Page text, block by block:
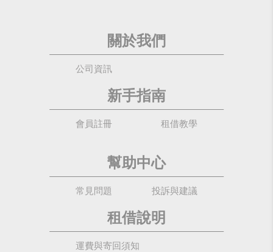
關於我們
公司資訊
新手指南
會員註冊 租借教學
幫助中心
常見問題 投訴與建議
租借說明
運費與寄回須知